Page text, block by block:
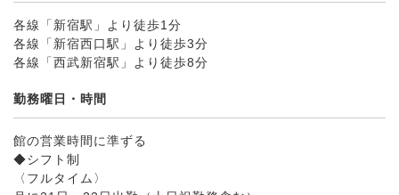
各線「新宿駅」より徒歩1分
各線「新宿西口駅」より徒歩3分
各線「西武新宿駅」より徒歩8分
勤務曜日・時間
館の営業時間に準ずる
◆シフト制
〈フルタイム〉